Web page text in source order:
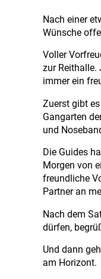
Nach einer
Wünsche
Voller
zur Reithalle.
immer ein
Zuerst gibt
Gangarten
und
Die Guides
Morgen von
freundliche
Partner an
Nach dem
dürfen,
Und dann
am Horizont.